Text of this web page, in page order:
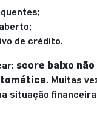
de crédito.
score baixo
. Muitas
situação